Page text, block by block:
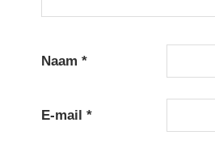
Naam *
E-mail *